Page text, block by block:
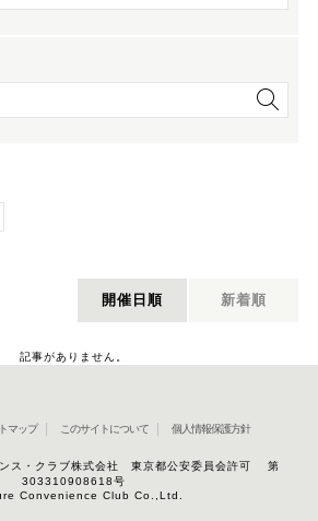
開催日順 新着順
記事がありません。
マップ このサイトについて 個人情報保護方針
ンス・クラブ株式会社 東京都公安委員会許可 第
303310908618号
Convenience Club Co.,Ltd.